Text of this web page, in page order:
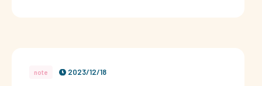
note 2023/12/18